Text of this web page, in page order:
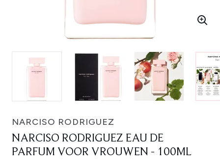
NARCISO RODRIGUEZ
NARCISO RODRIGUEZ EAU DE
PARFUM VOOR VROUWEN - 100ML